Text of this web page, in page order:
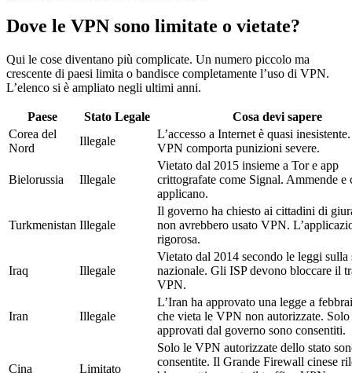
Dove le VPN sono limitate o vietate?
Qui le cose diventano più complicate. Un numero piccolo ma
crescente di paesi limita o bandisce completamente l’uso di VPN.
L’elenco si è ampliato negli ultimi anni.
Paese Stato Legale
Cosa devi sapere
Corea del
Nord
Illegale
L’accesso a Internet è quasi
VPN comporta punizioni severe.
Bielorussia Illegale
Vietato dal 2015 insieme a Tor e app
crittografate come Signal. Ammende e
applicano.
Turkmenistan Illegale
Il governo ha chiesto ai cittadini di
non avrebbero usato VPN.
rigorosa.
Iraq Illegale
Vietato dal 2014 secondo le leggi sulla
nazionale. Gli ISP devono bloccare il
VPN.
Iran Illegale
L’Iran ha approvato una legge a
che vieta le VPN non autorizzate.
approvati dal governo sono consentiti.
Cina Limitato
Solo le VPN autorizzate dello stato
consentite. Il Grande Firewall cinese